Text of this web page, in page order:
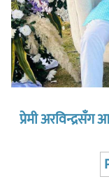
प्रेमी अरविन्द्रसँग